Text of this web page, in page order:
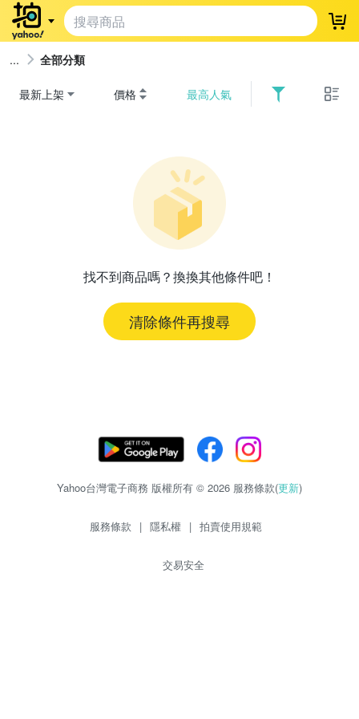
登
全部分類
最新上架 價格 最高人氣
找不到商品嗎？換換其他條件吧！
清除條件再搜尋
Yahoo台灣電子商務 版權所有 © 2026 服務條款(更新)
服務條款 | 隱私權 | 拍賣使用規範
交易安全